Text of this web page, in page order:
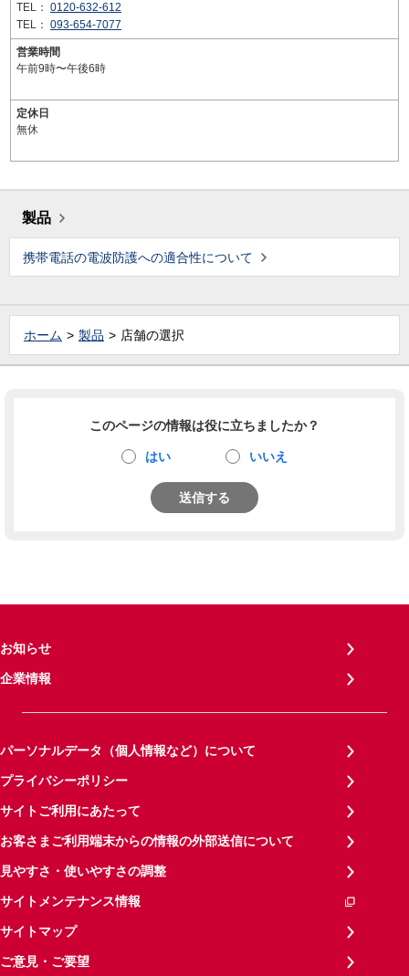
TEL： 0120-632-612
TEL： 093-654-7077
営業時間
午前9時〜午後6時
定休日
無休
製品
携帯電話の電波防護への適合性について
ホーム 製品 店舗の選択
このページの情報は役に立ちましたか？
はい いいえ
送信する
お知らせ
企業情報
パーソナルデータ（個人情報など）について
プライバシーポリシー
サイトご利用にあたって
お客さまご利用端末からの情報の外部送信について
見やすさ・使いやすさの調整
サイトメンテナンス情報
サイトマップ
ご意見・ご要望